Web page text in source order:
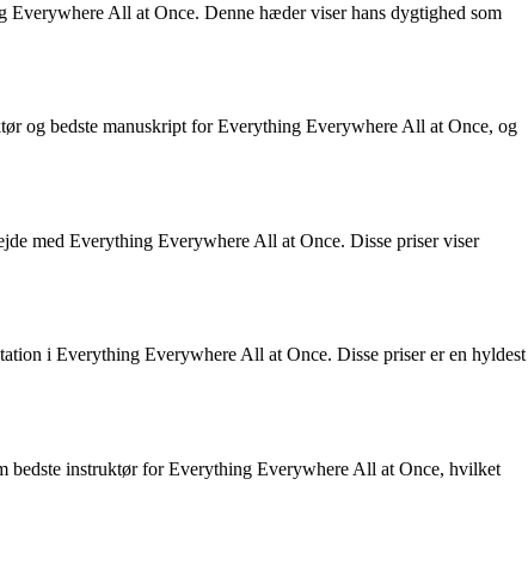
All at Once. Denne hæder viser hans dygtighed som
og bedste manuskript for Everything Everywhere All at Once, og
med Everything Everywhere All at Once. Disse priser viser
i Everything Everywhere All at Once. Disse priser er en hyldest
instruktør for Everything Everywhere All at Once, hvilket